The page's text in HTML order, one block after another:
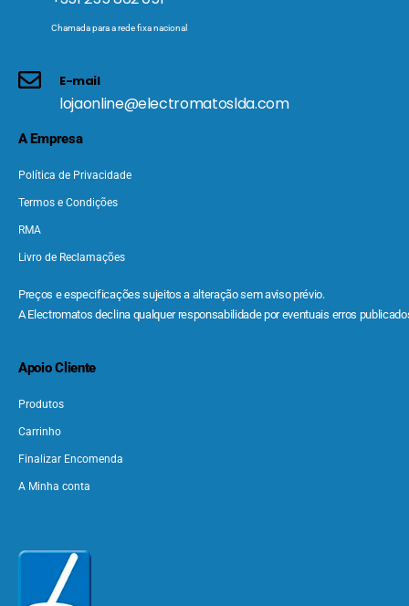
Chamada para a rede fixa nacional
E-mail
lojaonline@electromatoslda.com
A Empresa
Política de Privacidade
Termos e Condições
RMA
Livro de Reclamações
Preços e especificações sujeitos a alteração sem aviso prévio.
A Electromatos declina qualquer responsabilidade por eventuais erros
Apoio Cliente
Produtos
Carrinho
Finalizar Encomenda
A Minha conta